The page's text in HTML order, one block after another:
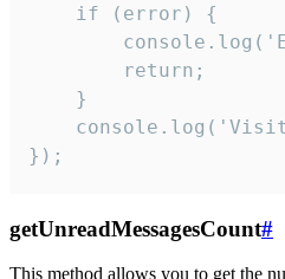
    if (error) {
        return;
    }
});
getUnreadMessagesCount#
This method allows you to get the